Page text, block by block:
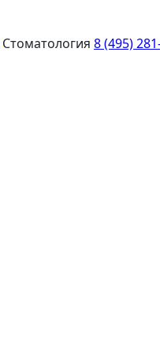
Стоматология 8 (495)